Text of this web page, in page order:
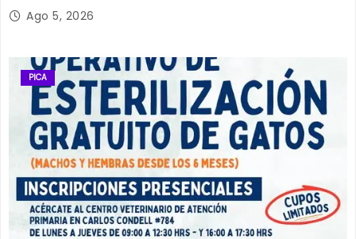
Ago 5, 2026
PICA